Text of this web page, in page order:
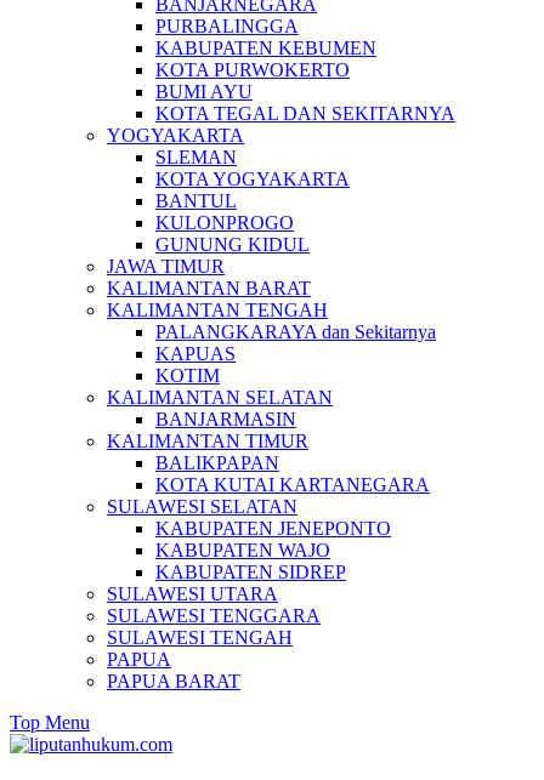
BANJARNEGARA
PURBALINGGA
KABUPATEN KEBUMEN
KOTA PURWOKERTO
BUMI AYU
KOTA TEGAL DAN SEKITARNYA
YOGYAKARTA
SLEMAN
KOTA YOGYAKARTA
BANTUL
KULONPROGO
GUNUNG KIDUL
JAWA TIMUR
KALIMANTAN BARAT
KALIMANTAN TENGAH
PALANGKARAYA dan Sekitarnya
KAPUAS
KOTIM
KALIMANTAN SELATAN
BANJARMASIN
KALIMANTAN TIMUR
BALIKPAPAN
KOTA KUTAI KARTANEGARA
SULAWESI SELATAN
KABUPATEN JENEPONTO
KABUPATEN WAJO
KABUPATEN SIDREP
SULAWESI UTARA
SULAWESI TENGGARA
SULAWESI TENGAH
PAPUA
PAPUA BARAT
Top Menu